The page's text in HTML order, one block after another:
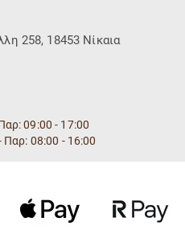
258, 18453 Νίκαια
09:00 - 17:00
Παρ: 08:00 - 16:00